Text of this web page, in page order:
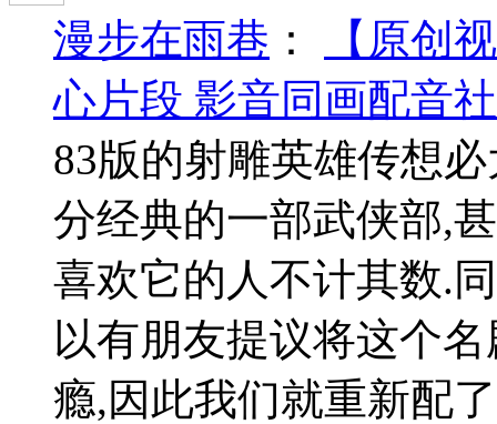
漫步在雨巷 ：
【原创
心片段 影音同画配音
83版的射雕英雄传想
分经典的一部武侠部,
喜欢它的人不计其数.
以有朋友提议将这个
瘾,因此我们就重新配